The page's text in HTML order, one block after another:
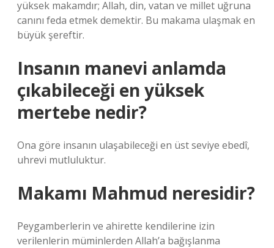
yüksek makamdır; Allah, din, vatan ve millet uğruna
canını feda etmek demektir. Bu makama ulaşmak en
büyük şereftir.
Insanın manevi anlamda
çıkabileceği en yüksek
mertebe nedir?
Ona göre insanın ulaşabileceği en üst seviye ebedî,
uhrevi mutluluktur.
Makamı Mahmud neresidir?
Peygamberlerin ve ahirette kendilerine izin
verilenlerin müminlerden Allah’a bağışlanma